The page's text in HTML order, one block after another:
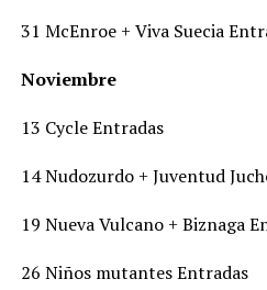
31 McEnroe + Viva Suecia
Noviembre
13 Cycle Entradas
14 Nudozurdo + Juventud
19 Nueva Vulcano + Biznaga
26 Niños mutantes Entradas